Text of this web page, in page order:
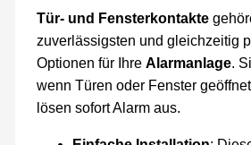
Tür- und Fensterkontakte
zuverlässigsten und gleichzeitig
Optionen für Ihre Alarmanlage.
wenn Türen oder Fenster
lösen sofort Alarm aus.